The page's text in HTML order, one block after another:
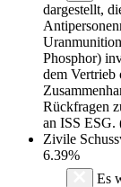
dargestellt,
Phosphor)
dem Vertrieb
Rückfragen
an ISS ESG.
Zivile
6.39%
Es